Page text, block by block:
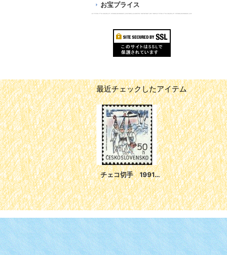
お宝プライス
最近チェックしたアイテム
チェコ切手 1991年 クリスマス 1種